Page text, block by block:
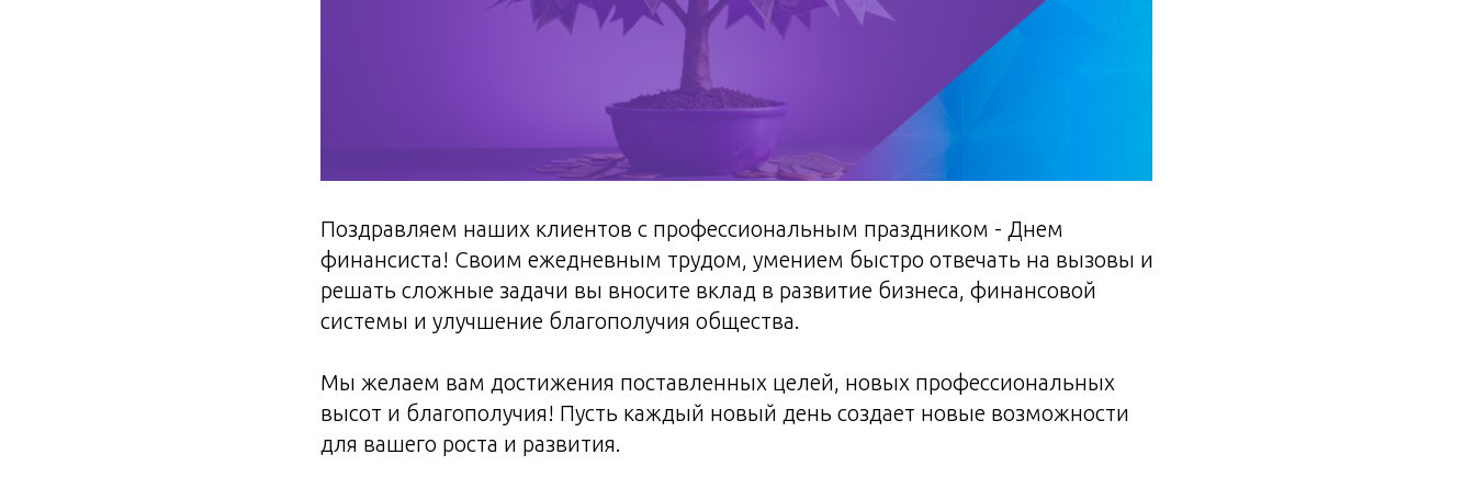
Поздравляем наших клиентов с профессиональным праздником - Днем
финансиста! Своим ежедневным трудом, умением быстро отвечать на вызовы и
решать сложные задачи вы вносите вклад в развитие бизнеса, финансовой
системы и улучшение благополучия общества.
Мы желаем вам достижения поставленных целей, новых профессиональных
высот и благополучия! Пусть каждый новый день создает новые возможности
для вашего роста и развития.